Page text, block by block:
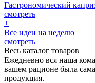
Гастрономический
смотреть
+
Все идеи на неделю
смотреть
Весь каталог товаров
Ежедневно вся наша
вашем рационе была
продукция.